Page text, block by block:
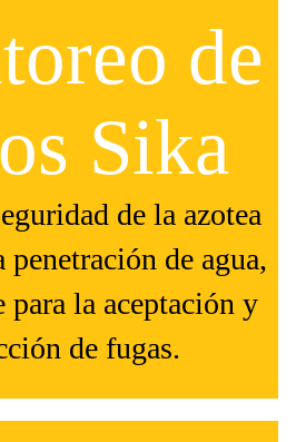
de
Sika
de la azotea
de agua,
la aceptación y
de fugas.